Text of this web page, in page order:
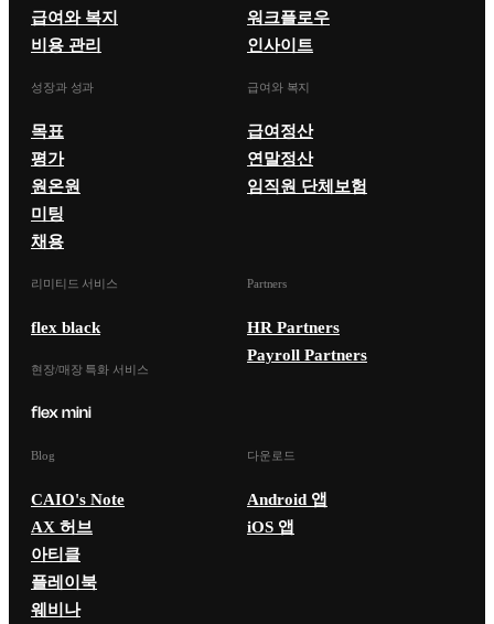
급여와 복지
비용 관리
워크플로우
인사이트
성장과 성과
목표
평가
원온원
미팅
채용
급여와 복지
급여정산
연말정산
임직원 단체보험
리미티드 서비스
flex black
현장/매장 특화 서비스
Partners
HR Partners
Payroll Partners
Blog
CAIO's Note
AX 허브
아티클
플레이북
웨비나
다운로드
Android 앱
iOS 앱